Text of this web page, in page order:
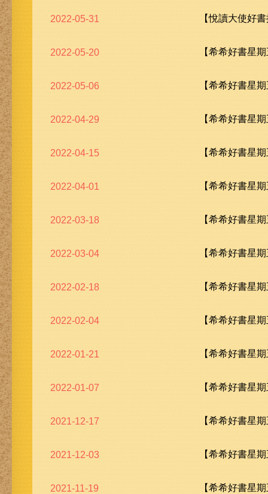
2022-05-31 【悅讀大使好
2022-05-20 【希希好書星
2022-05-06 【希希好書星
2022-04-29 【希希好書星
2022-04-15 【希希好書星
2022-04-01 【希希好書星
2022-03-18 【希希好書星
2022-03-04 【希希好書星
2022-02-18 【希希好書星
2022-02-04 【希希好書星
2022-01-21 【希希好書星
2022-01-07 【希希好書星
2021-12-17 【希希好書星
2021-12-03 【希希好書星
2021-11-19 【希希好書星